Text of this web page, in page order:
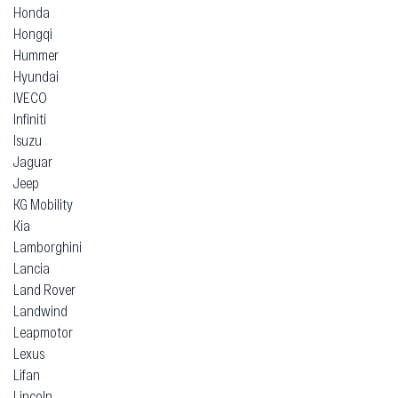
Honda
Hongqi
Hummer
Hyundai
IVECO
Infiniti
Isuzu
Jaguar
Jeep
KG Mobility
Kia
Lamborghini
Lancia
Land Rover
Landwind
Leapmotor
Lexus
Lifan